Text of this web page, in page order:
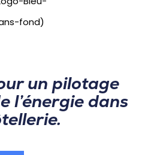
un pilotage
l’énergie dans